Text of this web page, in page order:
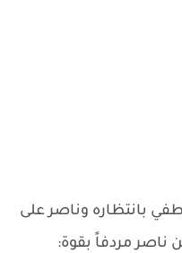
بانتظاره وناصر على
ناصر مردفاً بقوة: